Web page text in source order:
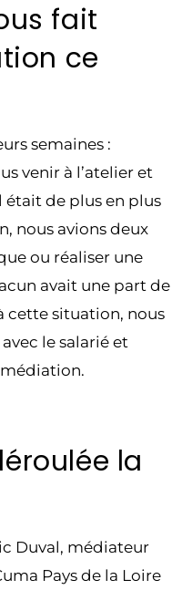
fait
ce
semaines :
venir à l’atelier et
était de plus en plus
nous avions deux
ou réaliser une
avait une part de
cette situation, nous
le salarié et
médiation.
la
Duval, médiateur
Pays de la Loire